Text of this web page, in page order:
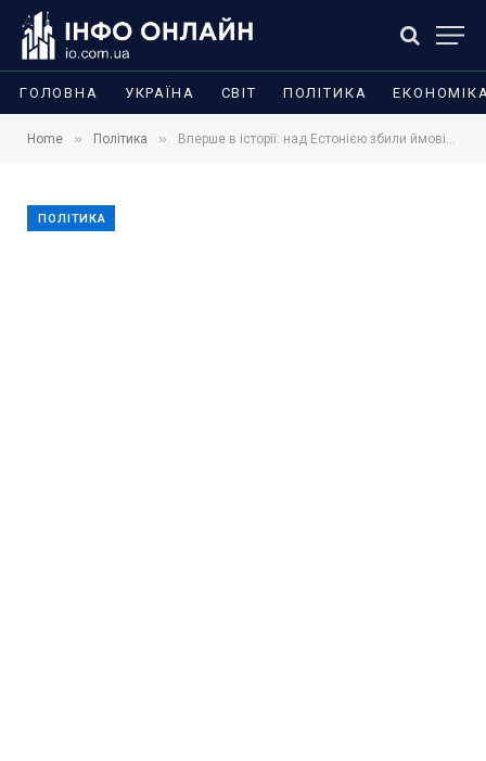
ГОЛОВНА УКРАЇНА СВІТ ПОЛІТИКА
Home » Політика » Вперше в історії: над Естонією збили ймовірно український дрон, який міг летіти на Росію
ПОЛІТИКА